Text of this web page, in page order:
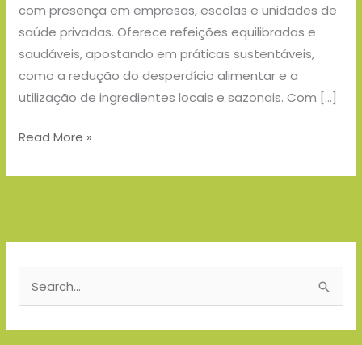
com presença em empresas, escolas e unidades de
saúde privadas. Oferece refeições equilibradas e
saudáveis, apostando em práticas sustentáveis,
como a redução do desperdício alimentar e a
utilização de ingredientes locais e sazonais. Com […]
Read More »